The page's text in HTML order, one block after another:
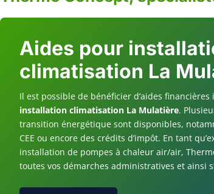
Aides pour
climatisation La
Il est possible de bénéficier d’aides
installation climatisation La Mulatière.
transition énergétique sont disponibles,
CEE ou encore des crédits d’impôt. En tant
installation de pompes à chaleur air/air,
toutes vos démarches administratives et ainsi